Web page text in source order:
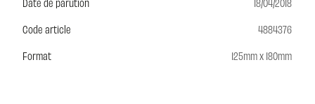
Code article
4884376
Format
125mm x 180mm